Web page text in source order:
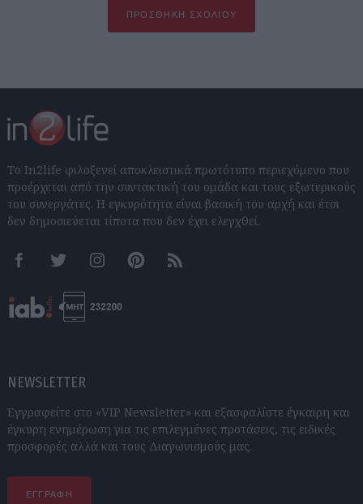
ΠΡΟΣΘΉΚΗ ΣΧΟΛΊΟΥ
Το In2life φιλοξενεί αποκλειστικά πρωτότυπο περιεχόμενο που
προέρχεται από την συντακτική του ομάδα και τους εξωτερικούς
του συνεργάτες. Η εγκυρότητα είναι βασική του αρχή και έτσι
δεν δημοσιεύεται τίποτα που δεν έχει ελεγχθεί.
FacebookTwitter InstagramPinterestRSS feeds
NEWSLETTER
Εγγραφείτε στο «VIP Newsletter» και εξασφαλίστε έγκαιρη και
έγκυρη ενημέρωση για τις επιλεγμένες προτάσεις, τις ειδικές
προσφορές αλλά και τους Διαγωνισμούς μας.
ΕΓΓΡΑΦΗ